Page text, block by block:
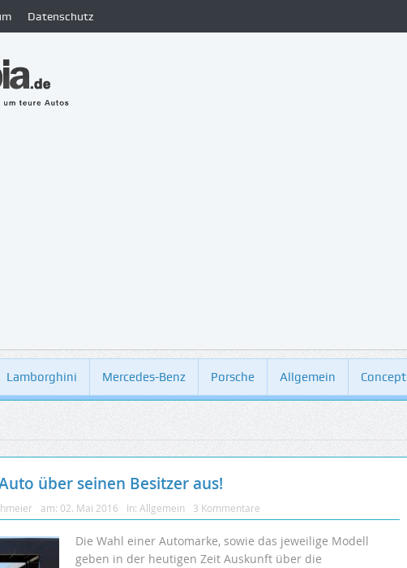
Datenschutz
Lamborghini Mercedes-Benz Porsche Allgemein Concept
über seinen Besitzer aus!
am: 02. Mai 2016 In: Allgemein 3 Kommentare
Die Wahl einer Automarke, sowie das jeweilige Modell
geben in der heutigen Zeit Auskunft über die